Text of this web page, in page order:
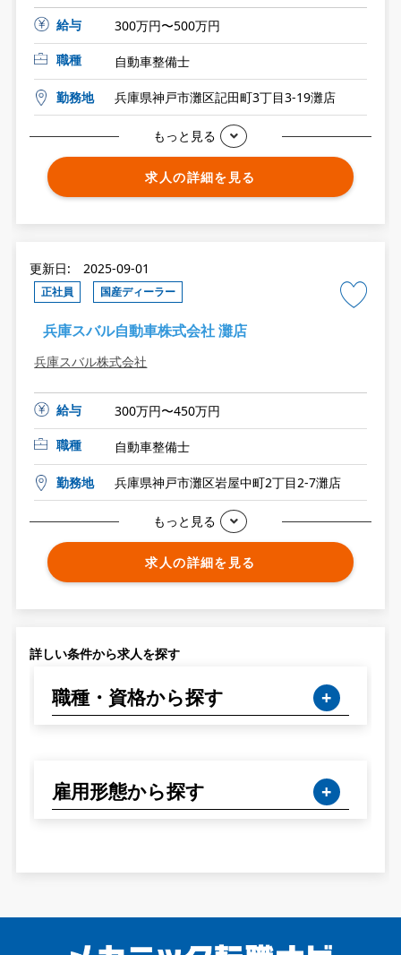
給与
300万円〜500万円
職種
自動車整備士
勤務地 兵庫県神戸市灘区記田町3丁目3-19灘店
もっと見る
求人の詳細を見る
更新日: 2025-09-01
正社員 国産ディーラー
兵庫スバル自動車株式会社 灘店
兵庫スバル株式会社
給与
300万円〜450万円
職種
自動車整備士
勤務地 兵庫県神戸市灘区岩屋中町2丁目2-7灘店
もっと見る
求人の詳細を見る
詳しい条件から求人を探す
職種・資格から探す
雇用形態から探す